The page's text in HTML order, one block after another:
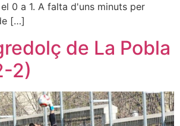
0 a 1. A falta d'uns minuts per
[…]
de La Pobla
2)